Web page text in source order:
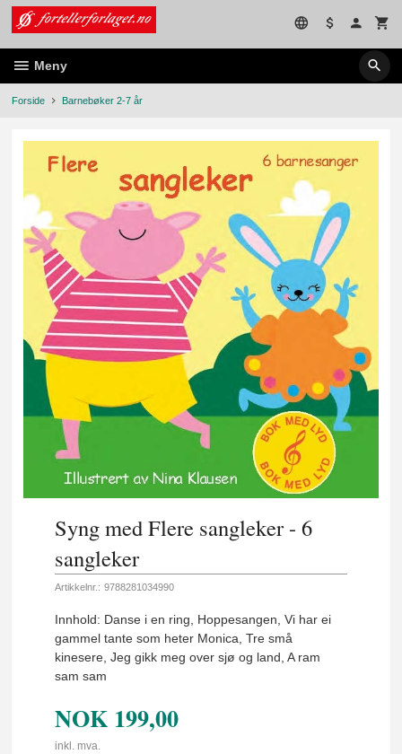
Gå
innholdet
Meny
Forside Barnebøker 2-7 år
Syng med Flere sangleker - 6
sangleker
Artikkelnr.: 9788281034990
Innhold: Danse i en ring, Hoppesangen, Vi har ei
gammel tante som heter Monica, Tre små
kinesere, Jeg gikk meg over sjø og land, A ram
sam sam
NOK 199,00
inkl. mva.